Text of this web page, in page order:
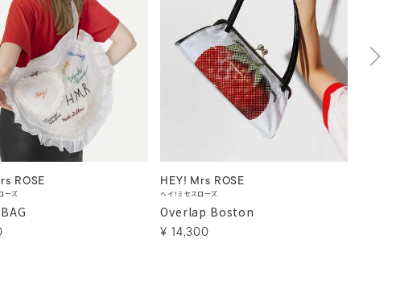
ROSE
ーズ
HEY! Mrs ROSE
ヘイ！ミセスローズ
Overlap Boston
¥ 14,300